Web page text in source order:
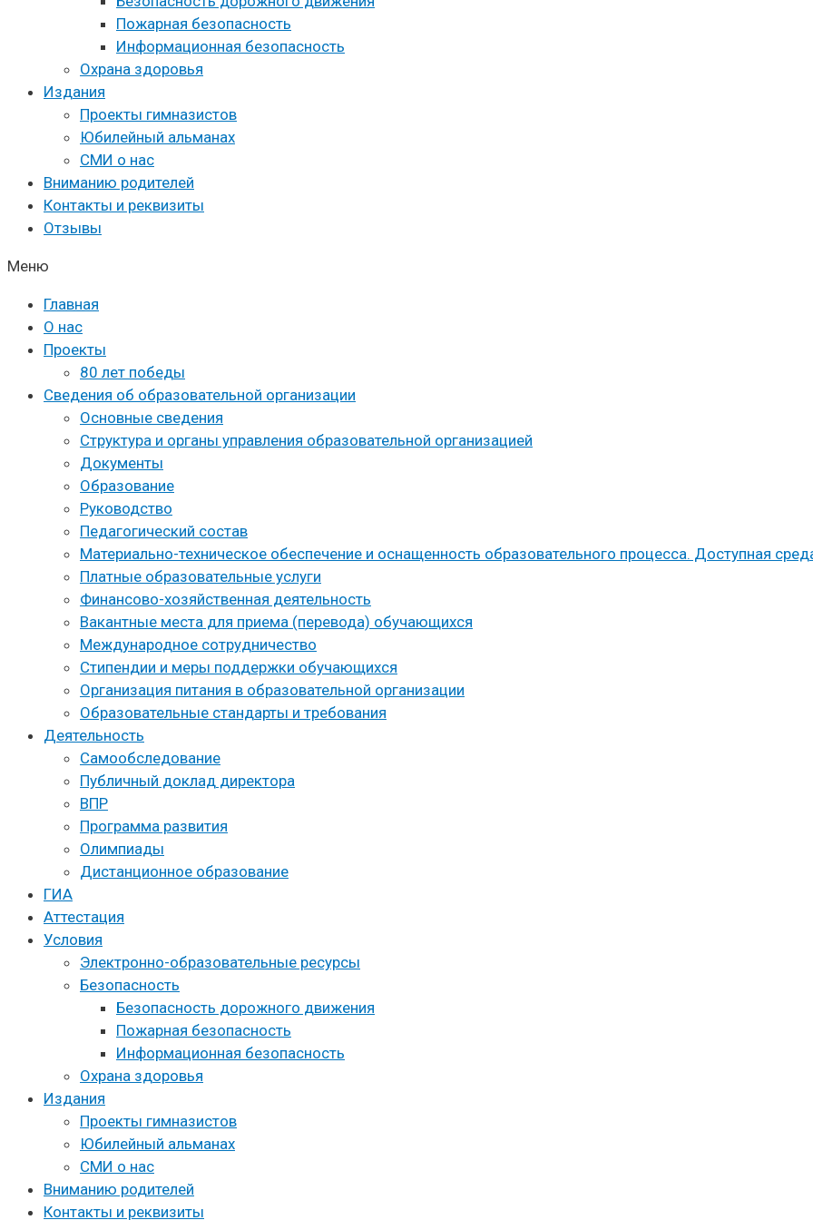
Пожарная безопасность
Информационная безопасность
Охрана здоровья
Издания
Проекты гимназистов
Юбилейный альманах
СМИ о нас
Вниманию родителей
Контакты и реквизиты
Отзывы
Меню
Главная
О нас
Проекты
80 лет победы
Сведения об образовательной организации
Основные сведения
Структура и органы управления образовательной организацией
Документы
Образование
Руководство
Педагогический состав
Материально-техническое обеспечение и оснащенность образовательного процесса. Доступная
Платные образовательные услуги
Финансово-хозяйственная деятельность
Вакантные места для приема (перевода) обучающихся
Международное сотрудничество
Стипендии и меры поддержки обучающихся
Организация питания в образовательной организации
Образовательные стандарты и требования
Деятельность
Самообследование
Публичный доклад директора
ВПР
Программа развития
Олимпиады
Дистанционное образование
ГИА
Аттестация
Условия
Электронно-образовательные ресурсы
Безопасность
Безопасность дорожного движения
Пожарная безопасность
Информационная безопасность
Охрана здоровья
Издания
Проекты гимназистов
Юбилейный альманах
СМИ о нас
Вниманию родителей
Контакты и реквизиты